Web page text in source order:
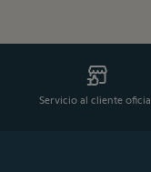
Servicio al cliente